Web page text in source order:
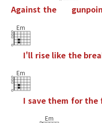
Against the gunpoin
Em
I'll rise like the brea
Em
I save them for the
Em